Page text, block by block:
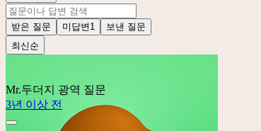
받은 질문 미답변 1
보낸 질문
최신순
Mr.두더지
광역 질문
3년 이상 전